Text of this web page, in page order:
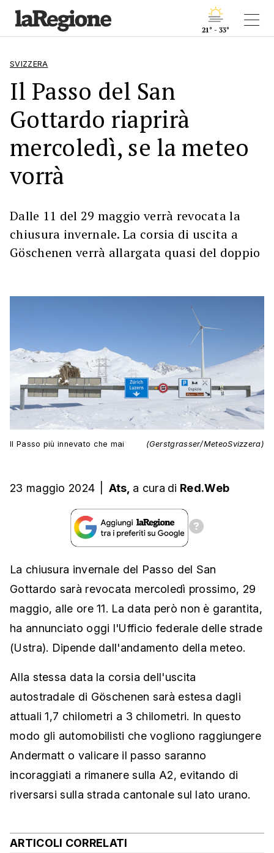
21° - 33°
SVIZZERA
Il Passo del San
Gottardo riaprirà
mercoledì, se la meteo
vorrà
Dalle 11 del 29 maggio verrà revocata la
chiusura invernale. La corsia di uscita a
Göschenen verrà allargata quasi del doppio
Il Passo più innevato che mai (Gerstgrasser/MeteoSvizzera)
23 maggio 2024 Ats, a cura di Red.Web
La chiusura invernale del Passo del San
Gottardo sarà revocata mercoledì prossimo, 29
maggio, alle ore 11. La data però non è garantita,
ha annunciato oggi l'Ufficio federale delle strade
(Ustra). Dipende dall'andamento della meteo.
Alla stessa data la corsia dell'uscita
autostradale di Göschenen sarà estesa dagli
attuali 1,7 chilometri a 3 chilometri. In questo
modo gli automobilisti che vogliono raggiungere
Andermatt o valicare il passo saranno
incoraggiati a rimanere sulla A2, evitando di
riversarsi sulla strada cantonale sul lato urano.
ARTICOLI CORRELATI